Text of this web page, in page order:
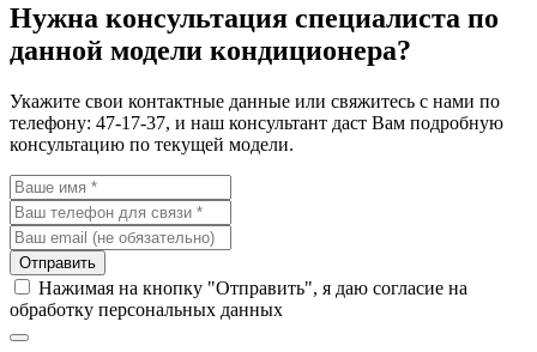
Нужна консультация специалиста по
данной модели кондиционера?
Укажите свои контактные данные или свяжитесь с нами по
телефону: 47-17-37, и наш консультант даст Вам подробную
консультацию по текущей модели.
Отправить
Нажимая на кнопку "Отправить", я даю согласие на
обработку персональных данных